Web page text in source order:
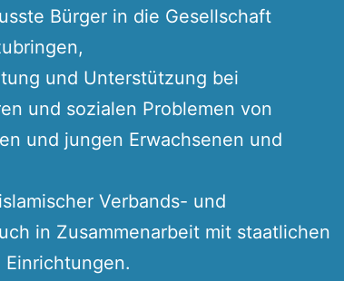
Bürger in die Gesellschaft
und Unterstützung bei
und sozialen Problemen von
und jungen Erwachsenen und
Verbands- und
in Zusammenarbeit mit staatlichen